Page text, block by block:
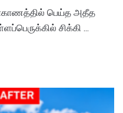
பெய்த அதீத
சிக்கி ...